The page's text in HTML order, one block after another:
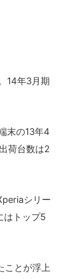
14年3月期
末の13年4
荷台数は2
シリー
はトップ5
ことが浮上